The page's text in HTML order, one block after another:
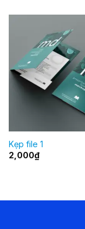
Kẹp file 1
2,000₫